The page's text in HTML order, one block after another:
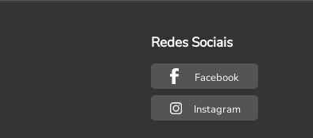
Redes Sociais
Facebook
Instagram